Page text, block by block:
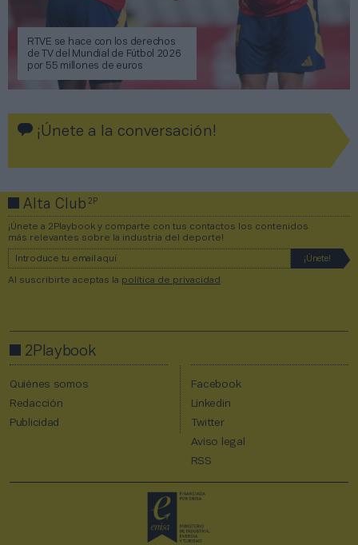
RTVE se hace con los derechos
de TV del Mundial de Fútbol 2026
por 55 millones de euros
¡Únete a la conversación!
Alta Club2P
¡Únete a 2Playbook y comparte con tus contactos los contenidos
más relevantes sobre la industria del deporte!
Al suscribirte aceptas la política de privacidad
2Playbook
Quiénes somos
Redacción
Publicidad
Facebook
Linkedin
Twitter
Aviso legal
RSS